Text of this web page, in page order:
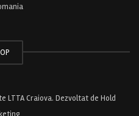
LTTA Craiova. Dezvoltat de Hold